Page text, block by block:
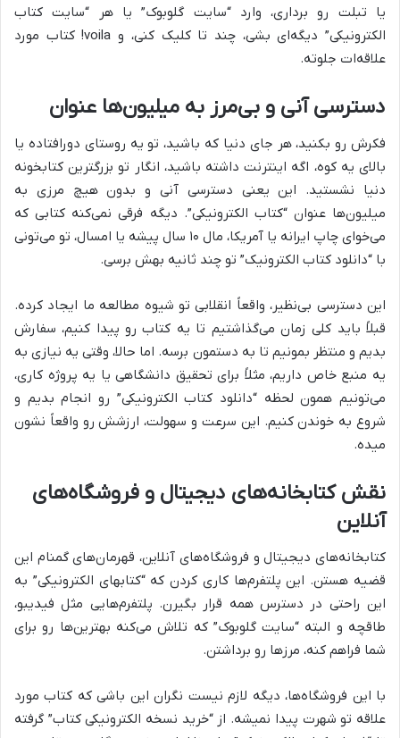
یا تبلت رو برداری، وارد “سایت گلوبوک” یا هر “سایت کتاب
الکترونیکی” دیگه‌ای بشی، چند تا کلیک کنی، و voila! کتاب مورد
علاقه‌ات جلوته.
دسترسی آنی و بی‌مرز به میلیون‌ها عنوان
فکرش رو بکنید، هر جای دنیا که باشید، تو یه روستای دورافتاده یا
بالای یه کوه، اگه اینترنت داشته باشید، انگار تو بزرگترین کتابخونه
دنیا نشستید. این یعنی دسترسی آنی و بدون هیچ مرزی به
میلیون‌ها عنوان “کتاب الکترونیکی”. دیگه فرقی نمی‌کنه کتابی که
می‌خوای چاپ ایرانه یا آمریکا، مال ۱۰ سال پیشه یا امسال، تو می‌تونی
با “دانلود کتاب الکترونیک” تو چند ثانیه بهش برسی.
این دسترسی بی‌نظیر، واقعاً انقلابی تو شیوه مطالعه ما ایجاد کرده.
قبلاً باید کلی زمان می‌گذاشتیم تا یه کتاب رو پیدا کنیم، سفارش
بدیم و منتظر بمونیم تا به دستمون برسه. اما حالا، وقتی یه نیازی به
یه منبع خاص داریم، مثلاً برای تحقیق دانشگاهی یا یه پروژه کاری،
می‌تونیم همون لحظه “دانلود کتاب الکترونیکی” رو انجام بدیم و
شروع به خوندن کنیم. این سرعت و سهولت، ارزشش رو واقعاً نشون
میده.
نقش کتابخانه‌های دیجیتال و فروشگاه‌های
آنلاین
کتابخانه‌های دیجیتال و فروشگاه‌های آنلاین، قهرمان‌های گمنام این
قضیه هستن. این پلتفرم‌ها کاری کردن که “کتابهای الکترونیکی” به
این راحتی در دسترس همه قرار بگیرن. پلتفرم‌هایی مثل فیدیبو،
طاقچه و البته “سایت گلوبوک” که تلاش می‌کنه بهترین‌ها رو برای
شما فراهم کنه، مرزها رو برداشتن.
با این فروشگاه‌ها، دیگه لازم نیست نگران این باشی که کتاب مورد
علاقه تو شهرت پیدا نمیشه. از “خرید نسخه الکترونیکی کتاب” گرفته